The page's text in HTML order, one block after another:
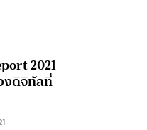
2021
งดิจิทัลที่